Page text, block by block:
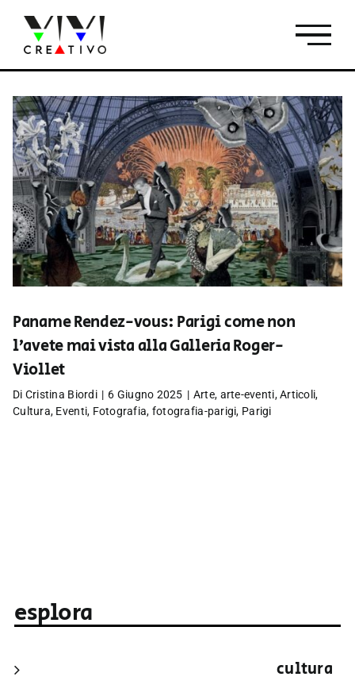
contenuto
Paname Rendez-vous: Parigi come non
l’avete mai vista alla Galleria Roger-
Viollet
Di Cristina Biordi | 6 Giugno 2025 | Arte, arte-eventi,Articoli,
Cultura, Eventi, Fotografia, fotografia-parigi, Parigi
esplora
cultura